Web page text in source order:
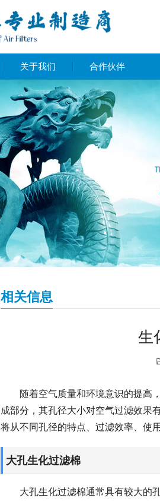
关于我们 合作伙伴
相关信息
生
随着空气质量和环境意识的提高
成部分，其孔径大小对空气过滤效果
将从不同孔径的特点、过滤效率、使
大孔生化过滤棉
大孔生化过滤棉通常具有较大的